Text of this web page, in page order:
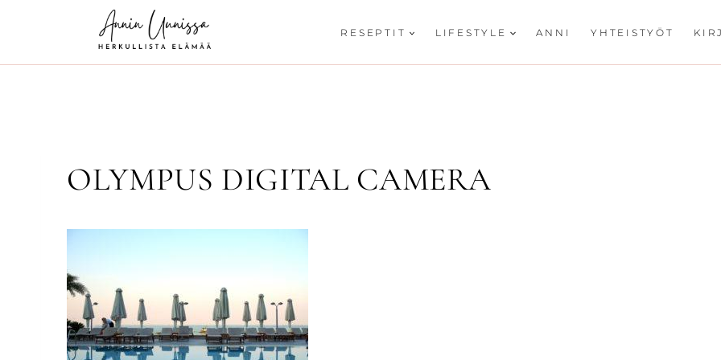
RESEPTIT LIFESTYLE ANNI YHTEISTYÖT
OLYMPUS DIGITAL CAMERA